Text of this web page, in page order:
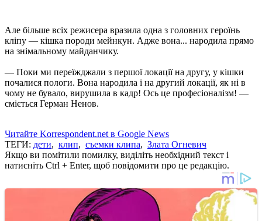
Але більше всіх режисера вразила одна з головних героїнь
кліпу — кішка породи мейнкун. Адже вона... народила прямо
на знімальному майданчику.
— Поки ми переїжджали з першої локації на другу, у кішки
почалися пологи. Вона народила і на другий локації, як ні в
чому не бувало, вирушила в кадр! Ось це професіоналізм! —
сміється Герман Ненов.
Читайте Korrespondent.net в Google News
ТЕГИ: дети, клип, съемки клипа, Злата Огневич
Якщо ви помітили помилку, виділіть необхідний текст і
натисніть Ctrl + Enter, щоб повідомити про це редакцію.